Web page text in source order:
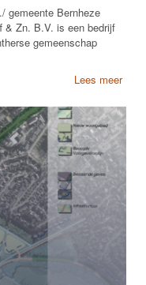
gemeente Bernheze
& Zn. B.V. is een bedrijf
gemeenschap
Lees meer